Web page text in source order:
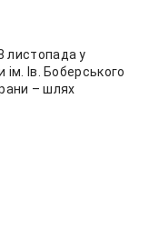
листопада у
Ів. Боберського
– шлях